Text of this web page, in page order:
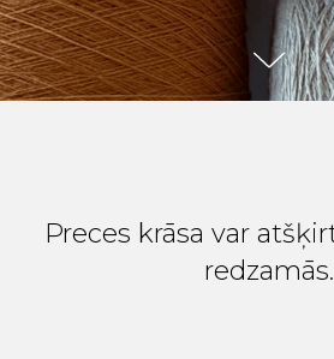
Preces krāsa var
redzamās.